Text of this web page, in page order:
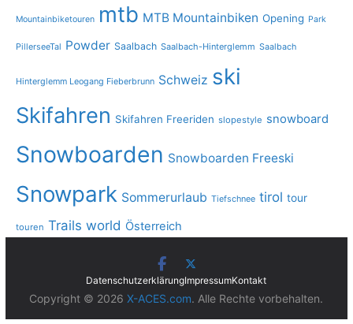
Mountainbiketouren mtb MTB Mountainbiken Opening Park
PillerseeTal Powder Saalbach Saalbach-Hinterglemm Saalbach
Hinterglemm Leogang Fieberbrunn Schweiz ski
Skifahren Skifahren Freeriden slopestyle snowboard
Snowboarden Snowboarden Freeski
Snowpark Sommerurlaub Tiefschnee tirol tour
touren Trails world Österreich
DatenschutzerklärungImpressumKontakt
Copyright © 2026X-ACES.com. Alle Rechte vorbehalten.